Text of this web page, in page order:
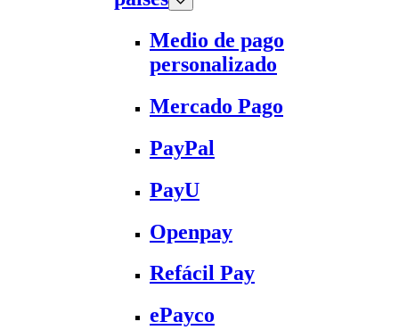
Medio de pago
personalizado
Mercado Pago
PayPal
PayU
Openpay
Refácil Pay
ePayco